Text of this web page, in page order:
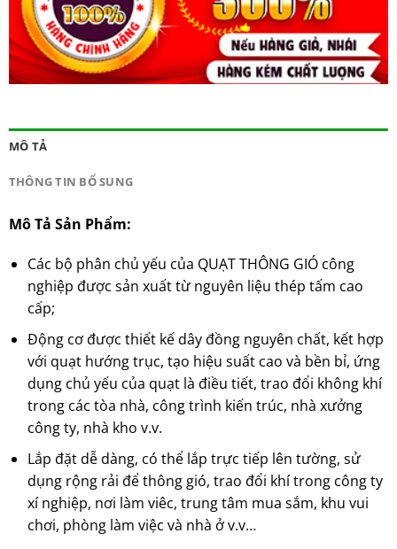
MÔ TẢ
THÔNG TIN BỔ SUNG
Mô Tả Sản Phẩm:
Các bộ phân chủ yếu của QUẠT THÔNG GIÓ công
nghiệp được sản xuất từ nguyên liệu thép tấm cao
cấp;
Động cơ được thiết kế dây đồng nguyên chất, kết hợp
với quạt hướng trục, tạo hiệu suất cao và bền bỉ, ứng
dụng chủ yếu của quạt là điều tiết, trao đổi không khí
trong các tòa nhà, công trình kiến trúc, nhà xưởng
công ty, nhà kho v.v.
Lắp đặt dễ dàng, có thể lắp trực tiếp lên tường, sử
dụng rộng rải để thông gió, trao đổi khí trong công ty
xí nghiệp, nơi làm viêc, trung tâm mua sắm, khu vui
chơi, phòng làm việc và nhà ở v.v…